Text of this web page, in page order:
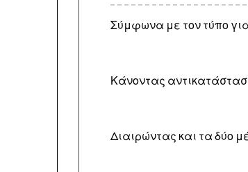
Σύμφωνα με τον τύπο
Κάνοντας
Διαιρώντας και τα δύο